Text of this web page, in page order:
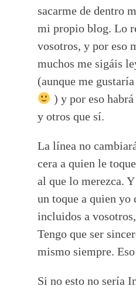
sacarme de dentro
mi propio blog. Lo
vosotros, y por eso
muchos me sigáis
(aunque me
) y por eso
y otros que sí.
La línea no
cera a quien le
al que lo merezca.
un toque a quien yo
incluidos a
Tengo que ser
mismo siempre.
Si no esto no sería